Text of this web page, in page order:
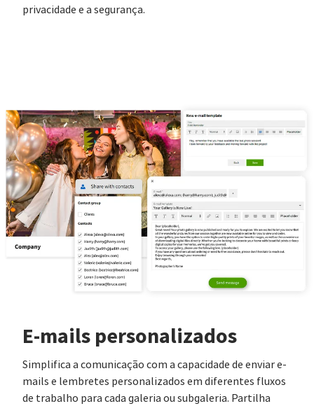
privacidade e a segurança.
E-mails personalizados
Simplifica a comunicação com a capacidade de enviar e-
mails e lembretes personalizados em diferentes fluxos
de trabalho para cada galeria ou subgaleria. Partilha